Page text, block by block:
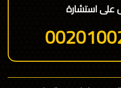
على استشارة